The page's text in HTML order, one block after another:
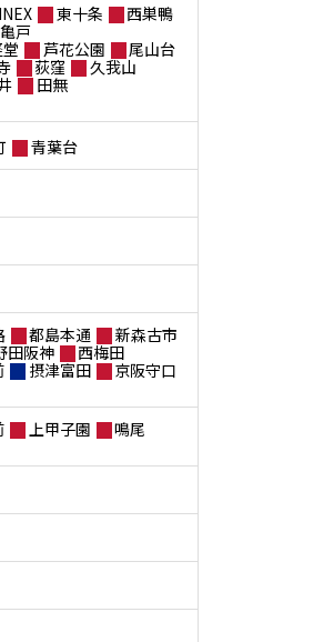
東十条
西巣鴨
亀戸
芦花公園
尾山台
荻窪
久我山
田無
青葉台
都島本通
新森古市
田阪神
西梅田
摂津富田
京阪守口
上甲子園
鳴尾